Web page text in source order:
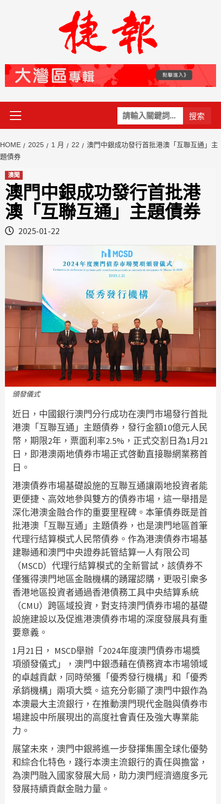
關
鍵
Primary
Menu
HOME 2025 1 月 22
澳門中銀成功發行首批港澳「互聯互通」主
題債券
澳聞
澳門中銀成功發行首批港
澳「互聯互通」主題債券
2025-01-22
頒發儀式
近日，中國銀行澳門分行成功在澳門市場發行首批
港澳「互聯互通」主題債券，發行金額10億元人民
幣，期限2年，票面利率2.5%，正式交割日為1月21
日，即港澳兩地債券市場正式啓動直接聯網業務首
日。
港澳債券市場基礎設施的互聯互通讓兩地投資者能
更便捷、高效地參與雙方的債券市場，這一舉措是
深化港澳金融合作的重要里程碑。本筆債券既是首
批港澳「互聯互通」主題債券，也是澳門地區首筆
代理行結算模式人民幣債券。作為港澳債券市場基
建聯通和澳門中央證券託管結算一人有限公司
（MSCD）代理行結算模式的全新嘗試，該債券不
僅獲得澳門地區金融機構的踴躍認購，更吸引衆多
香港地區投資者通過香港債務工具中央結算系統
（CMU）跨區域投資，對支持澳門債券市場的基礎
設施建設以及促進港澳債券市場的深度發展具有重
要意義。
1月21日， MSCD舉辦「2024年度澳門債券市場獎
項頒發儀式」，澳門中銀憑藉在債務資本市場領域
的卓越貢獻，同時榮獲「優秀發行機構」和「優秀
承銷機構」兩項大獎。這充分彰顯了澳門中銀作為
本澳最大主流銀行，在推動澳門現代金融與債券市
場建設中所展現出的高度社會責任及強大專業能
力。
展望未來，澳門中銀將進一步發揮集團全球化優勢
和綜合化特色，踐行本澳主流銀行的責任與擔當，
為澳門融入國家發展大局，助力澳門經濟適度多元
發展持續貢獻金融力量。